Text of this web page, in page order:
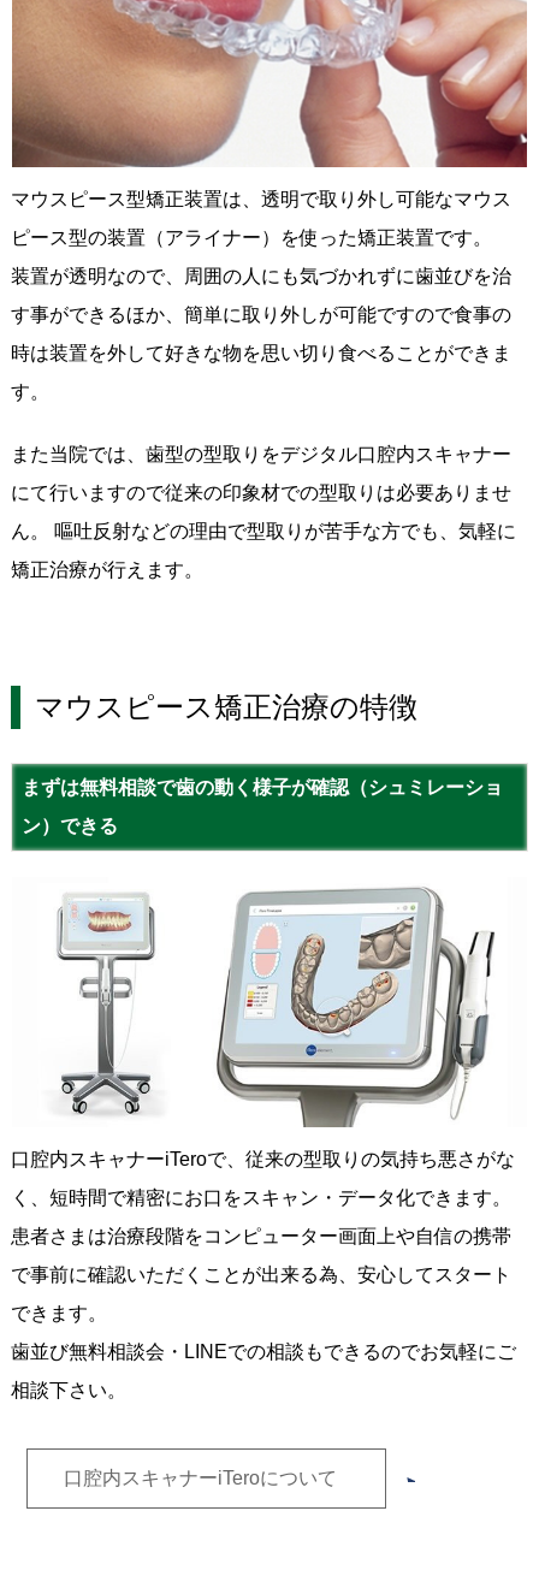
マウスピース型矯正装置は、透明で取り外し可能なマウス
ピース型の装置（アライナー）を使った矯正装置です。
装置が透明なので、周囲の人にも気づかれずに歯並びを治
す事ができるほか、簡単に取り外しが可能ですので食事の
時は装置を外して好きな物を思い切り食べることができま
す。
また当院では、歯型の型取りをデジタル口腔内スキャナー
にて行いますので従来の印象材での型取りは必要ありませ
ん。 嘔吐反射などの理由で型取りが苦手な方でも、気軽に
矯正治療が行えます。
マウスピース矯正治療の特徴
まずは無料相談で歯の動く様子が確認（シュミレーショ
ン）できる
口腔内スキャナーiTeroで、従来の型取りの気持ち悪さがな
く、短時間で精密にお口をスキャン・データ化できます。
患者さまは治療段階をコンピューター画面上や自信の携帯
で事前に確認いただくことが出来る為、安心してスタート
できます。
歯並び無料相談会・LINEでの相談もできるのでお気軽にご
相談下さい。
口腔内スキャナーiTeroについて